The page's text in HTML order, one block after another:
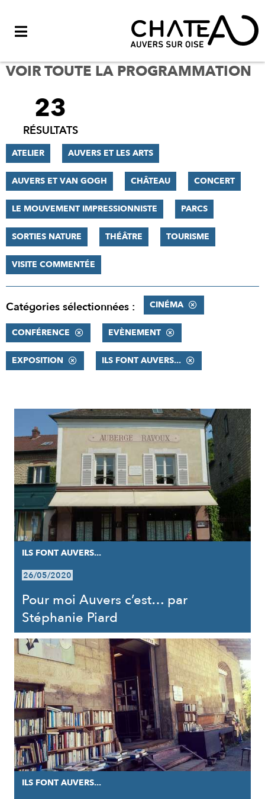
VOIR TOUTE LA PROGRAMMATION
FILTRER
RÉSULTATS
23
RÉSULTATS
ATELIER AUVERS ET LES ARTS
AUVERS ET VAN GOGH CHÂTEAU CONCERT
LE MOUVEMENT IMPRESSIONNISTE PARCS
SORTIES NATURE THÉÂTRE TOURISME
VISITE COMMENTÉE
Catégories sélectionnées : CINÉMA
CONFÉRENCE EVÈNEMENT
EXPOSITION ILS FONT AUVERS...
RÉSULTATS
ILS FONT AUVERS...
26/05/2020
Pour moi Auvers c’est… par
Stéphanie Piard
ILS FONT AUVERS...